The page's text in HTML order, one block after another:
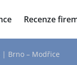
Recenze
| Brno – Modřice